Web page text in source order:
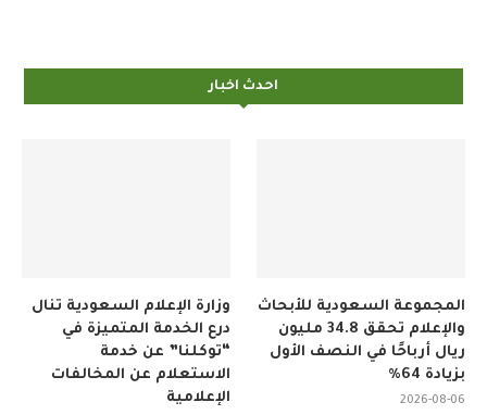
احدث اخبار
وزارة الإعلام السعودية تنال
درع الخدمة المتميزة في
“توكلنا” عن خدمة
الاستعلام عن المخالفات
الإعلامية
المجموعة السعودية للأبحاث
والإعلام تحقق 34.8 مليون
ريال أرباحًا في النصف الأول
بزيادة 64%
2026-08-06